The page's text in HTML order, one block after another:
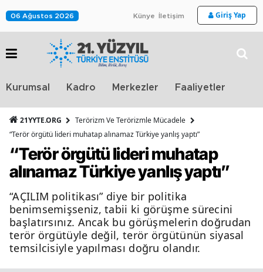
06 Ağustos 2026 Künye İletişim Giriş Yap
Kurumsal Kadro Merkezler Faaliyetler
21YYTE.ORG
Terörizm Ve Terörizmle Mücadele
“Terör örgütü lideri muhatap alınamaz Türkiye yanlış yaptı”
“Terör örgütü lideri muhatap
alınamaz Türkiye yanlış yaptı”
“AÇILIM politikası” diye bir politika
benimsemişseniz, tabii ki görüşme sürecini
başlatırsınız. Ancak bu görüşmelerin doğrudan
terör örgütüyle değil, terör örgütünün siyasal
temsilcisiyle yapılması doğru olandır.